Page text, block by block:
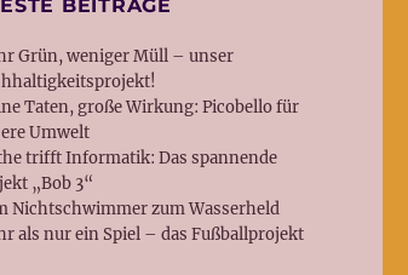
BEITRÄGE
Grün, weniger Müll – unser
Taten, große Wirkung: Picobello für
Umwelt
trifft Informatik: Das spannende
„Bob 3“
Nichtschwimmer zum Wasserheld
als nur ein Spiel – das Fußballprojekt